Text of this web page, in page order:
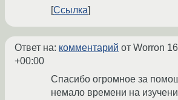
Ссылка
Ответ на: комментарий от Worron
+00:00
Спасибо огромное за
немало времени на